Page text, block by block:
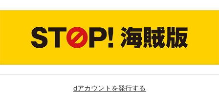
dアカウントを発行する